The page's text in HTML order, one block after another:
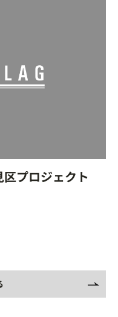
区プロジェクト